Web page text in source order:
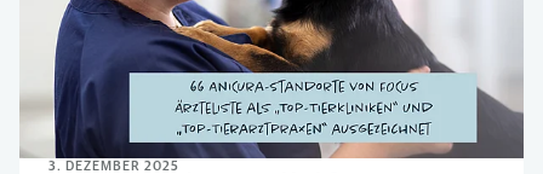
3. DEZEMBER 2025